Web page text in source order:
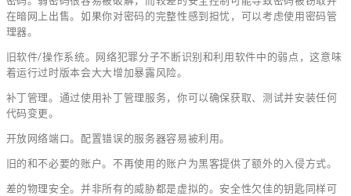
在暗网上出售。如果你对密码的完整性感到担忧，可以考虑使用密码管
理器。
旧软件/操作系统。网络犯罪分子不断识别和利用软件中的弱点，这意味
着运行过时版本会大大增加暴露风险。
补丁管理。通过使用补丁管理服务，你可以确保获取、测试并安装任何
代码变更。
开放网络端口。配置错误的服务器容易被利用。
旧的和不必要的账户。不再使用的账户为黑客提供了额外的入侵方式。
差的物理安全。并非所有的威胁都是虚拟的。安全性欠佳的钥匙同样可